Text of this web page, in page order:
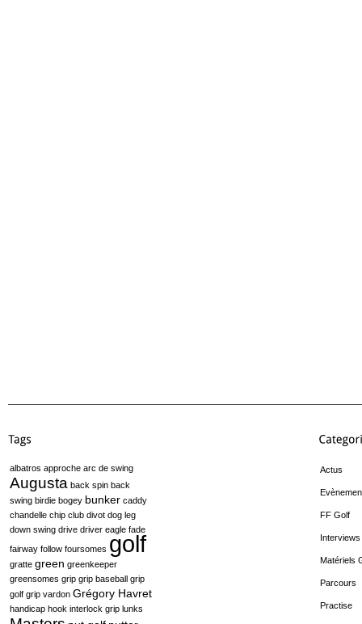
albatros approche arc de swing
Augusta back spin back
swing birdie bogey bunker caddy
chandelle chip club divot dog leg
down swing drive driver eagle fade
fairway follow foursomes golf
gratte green greenkeeper
greensomes grip grip baseball grip
golf grip vardon Grégory Havret
handicap hook interlock grip lunks
Actus
FF Golf
Interviews
Matériels
Parcours
Practise